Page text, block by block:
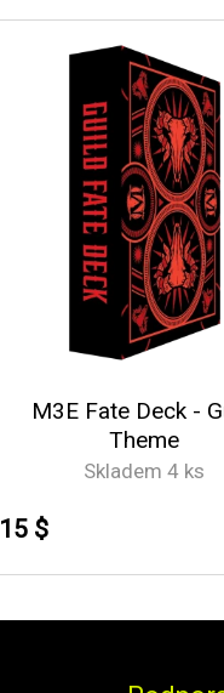
M3E Fate Deck -
Theme
Skladem 4 ks
15 $